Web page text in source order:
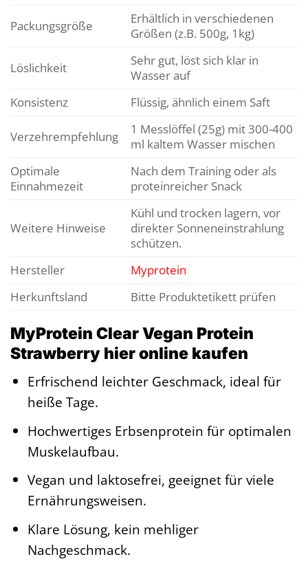
Packungsgröße
Erhältlich in verschiedenen
Größen (z.B. 500g, 1kg)
Löslichkeit
Sehr gut, löst sich klar in
Wasser auf
Konsistenz
Flüssig, ähnlich einem Saft
Verzehrempfehlung
1 Messlöffel (25g) mit 300-400
ml kaltem Wasser mischen
Optimale
Einnahmezeit
Nach dem Training oder als
proteinreicher Snack
Weitere Hinweise
Kühl und trocken lagern, vor
direkter Sonneneinstrahlung
schützen.
Hersteller
Myprotein
Herkunftsland
Bitte Produktetikett prüfen
MyProtein Clear Vegan Protein
Strawberry hier online kaufen
Erfrischend leichter Geschmack, ideal für
heiße Tage.
Hochwertiges Erbsenprotein für optimalen
Muskelaufbau.
Vegan und laktosefrei, geeignet für viele
Ernährungsweisen.
Klare Lösung, kein mehliger
Nachgeschmack.